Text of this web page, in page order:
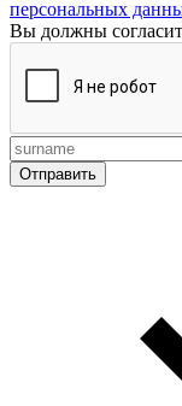
персональных
Вы должны